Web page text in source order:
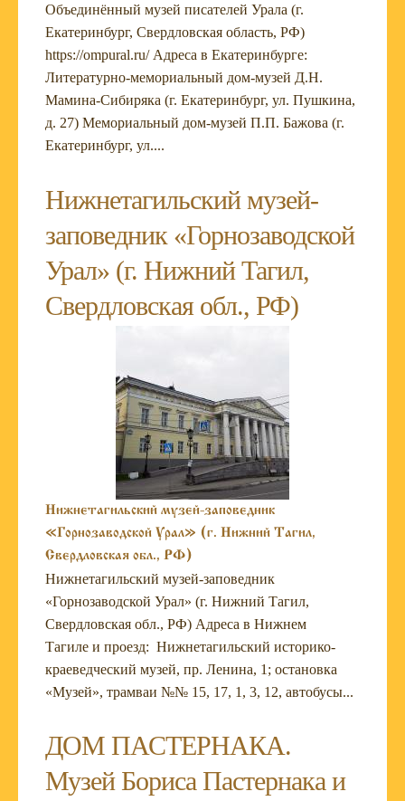
Объединённый музей писателей Урала (г.
Екатеринбург, Свердловская область, РФ)
https://ompural.ru/ Адреса в Екатеринбурге:
Литературно-мемориальный дом-музей Д.Н.
Мамина-Сибиряка (г. Екатеринбург, ул. Пушкина,
д. 27) Мемориальный дом-музей П.П. Бажова (г.
Екатеринбург, ул....
Нижнетагильский музей-
заповедник «Горнозаводской
Урал» (г. Нижний Тагил,
Свердловская обл., РФ)
Нижнетагильский музей-заповедник
«Горнозаводской Урал» (г. Нижний Тагил,
Свердловская обл., РФ)
Нижнетагильский музей-заповедник
«Горнозаводской Урал» (г. Нижний Тагил,
Свердловская обл., РФ) Адреса в Нижнем
Тагиле и проезд: Нижнетагильский историко-
краеведческий музей, пр. Ленина, 1; остановка
«Музей», трамваи №№ 15, 17, 1, 3, 12, автобусы...
ДОМ ПАСТЕРНАКА.
Музей Бориса Пастернака и